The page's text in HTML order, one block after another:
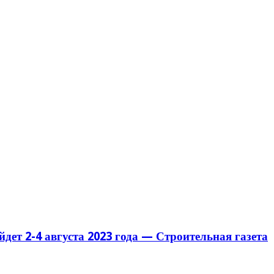
2-4 августа 2023 года — Строительная газета